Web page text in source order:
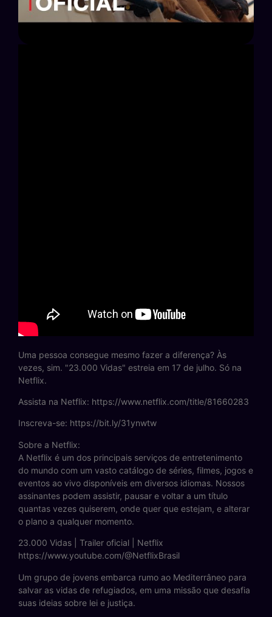
Uma pessoa consegue mesmo fazer a diferença? Às
vezes, sim. "23.000 Vidas" estreia em 17 de julho. Só na
Netflix.
Assista na Netflix: https://www.netflix.com/title/81660283
Inscreva-se: https://bit.ly/31ynwtw
Sobre a Netflix:
A Netflix é um dos principais serviços de entretenimento
do mundo com um vasto catálogo de séries, filmes, jogos e
eventos ao vivo disponíveis em diversos idiomas. Nossos
assinantes podem assistir, pausar e voltar a um título
quantas vezes quiserem, onde quer que estejam, e alterar
o plano a qualquer momento.
23.000 Vidas | Trailer oficial | Netflix
https://www.youtube.com/@NetflixBrasil
Um grupo de jovens embarca rumo ao Mediterrâneo para
salvar as vidas de refugiados, em uma missão que desafia
suas ideias sobre lei e justiça.